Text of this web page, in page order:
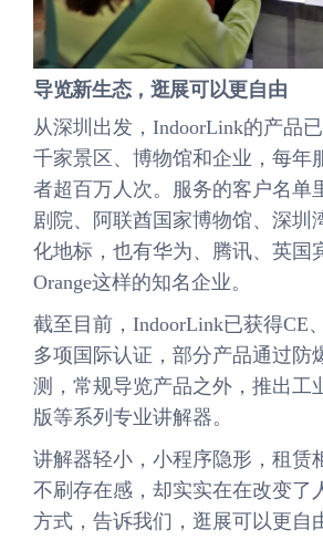
导览新生态，逛展可以更自由
从深圳出发，IndoorLink的产品
千家景区、博物馆和企业，每年
者超百万人次。服务的客户名单
剧院、阿联酋国家博物馆、深圳
化地标，也有华为、腾讯、英国
Orange这样的知名企业。
截至目前，IndoorLink已获得CE
多项国际认证，部分产品通过防
测，常规导览产品之外，推出工
版等系列专业讲解器。
讲解器轻小，小程序隐形，租
不刷存在感，却实实在在改变了
方式，告诉我们，逛展可以更自